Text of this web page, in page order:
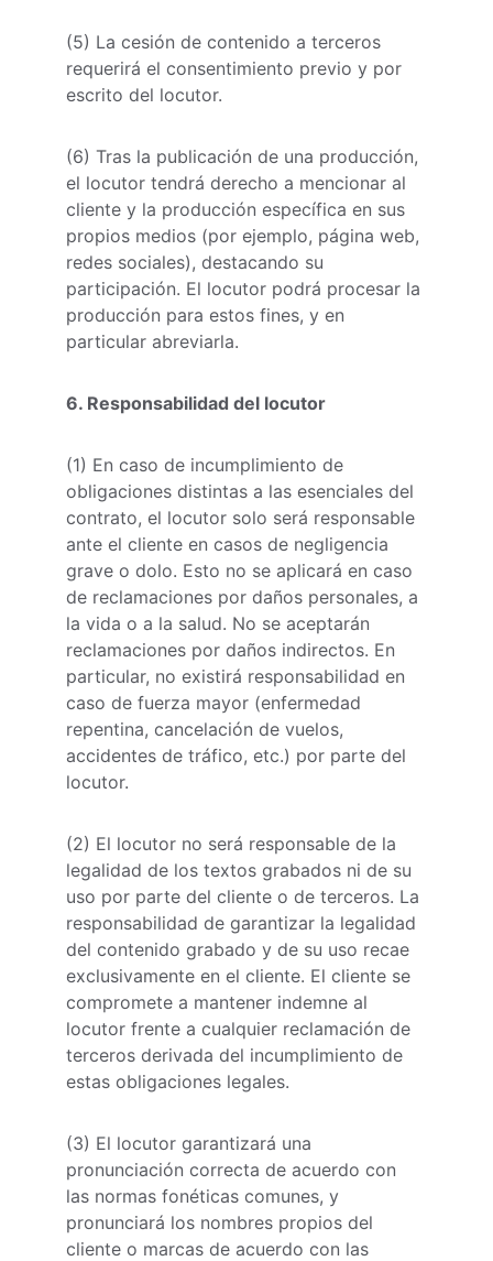
(5) La cesión de contenido a terceros
requerirá el consentimiento previo y por
escrito del locutor.
(6) Tras la publicación de una producción,
el locutor tendrá derecho a mencionar al
cliente y la producción específica en sus
propios medios (por ejemplo, página web,
redes sociales), destacando su
participación. El locutor podrá procesar la
producción para estos fines, y en
particular abreviarla.
6. Responsabilidad del locutor
(1) En caso de incumplimiento de
obligaciones distintas a las esenciales del
contrato, el locutor solo será responsable
ante el cliente en casos de negligencia
grave o dolo. Esto no se aplicará en caso
de reclamaciones por daños personales, a
la vida o a la salud. No se aceptarán
reclamaciones por daños indirectos. En
particular, no existirá responsabilidad en
caso de fuerza mayor (enfermedad
repentina, cancelación de vuelos,
accidentes de tráfico, etc.) por parte del
locutor.
(2) El locutor no será responsable de la
legalidad de los textos grabados ni de su
uso por parte del cliente o de terceros. La
responsabilidad de garantizar la legalidad
del contenido grabado y de su uso recae
exclusivamente en el cliente. El cliente se
compromete a mantener indemne al
locutor frente a cualquier reclamación de
terceros derivada del incumplimiento de
estas obligaciones legales.
(3) El locutor garantizará una
pronunciación correcta de acuerdo con
las normas fonéticas comunes, y
pronunciará los nombres propios del
cliente o marcas de acuerdo con las